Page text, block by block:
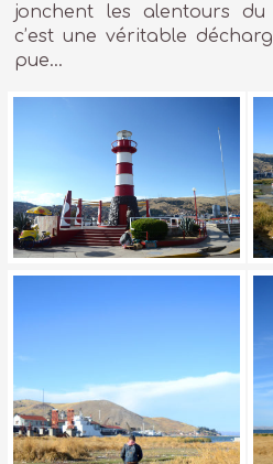
jonchent les alentours du
c’est une véritable
pue…